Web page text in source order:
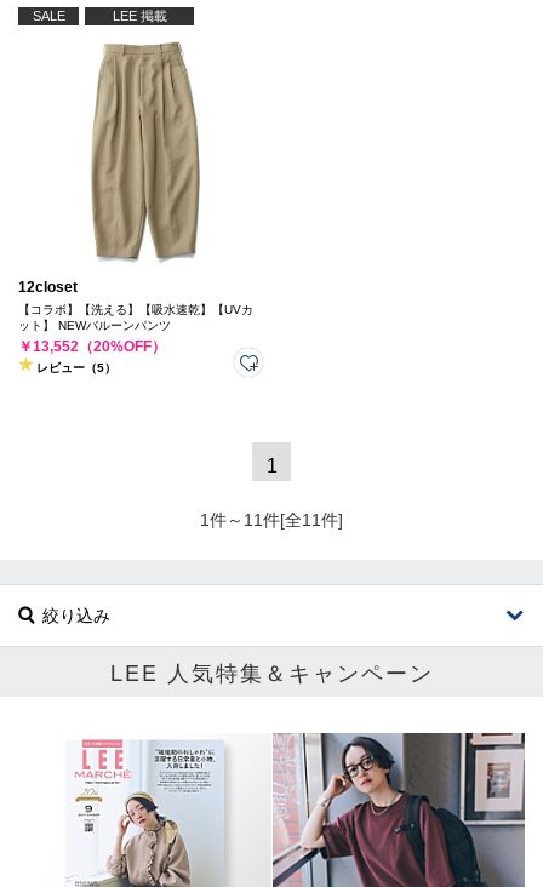
SALE LEE 掲載
12closet
【コラボ】【洗える】【吸水速乾】【UVカ
ット】 NEWバルーンパンツ
￥13,552（20%OFF）
レビュー（5）
1
1件～11件[全11件]
絞り込み
ブランド
LEE 人気特集＆キャンペーン